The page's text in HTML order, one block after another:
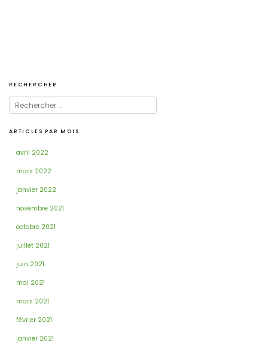
RECHERCHER
ARTICLES PAR MOIS
avril 2022
mars 2022
janvier 2022
novembre 2021
octobre 2021
juillet 2021
juin 2021
mai 2021
mars 2021
février 2021
janvier 2021